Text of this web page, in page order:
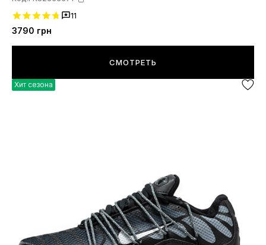
11
3790 грн
СМОТРЕТЬ
Хит сезона